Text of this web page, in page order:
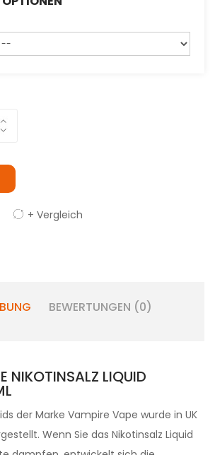
+ Vergleich
BEWERTUNGEN (0)
NIKOTINSALZ LIQUID
der Marke Vampire Vape wurde in UK
Wenn Sie das Nikotinsalz Liquid